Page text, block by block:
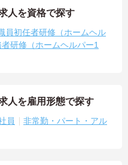
人を資格で探す
員初任者研修（ホームヘル
研修（ホームヘルパー1
人を雇用形態で探す
員
非常勤・パート・アル